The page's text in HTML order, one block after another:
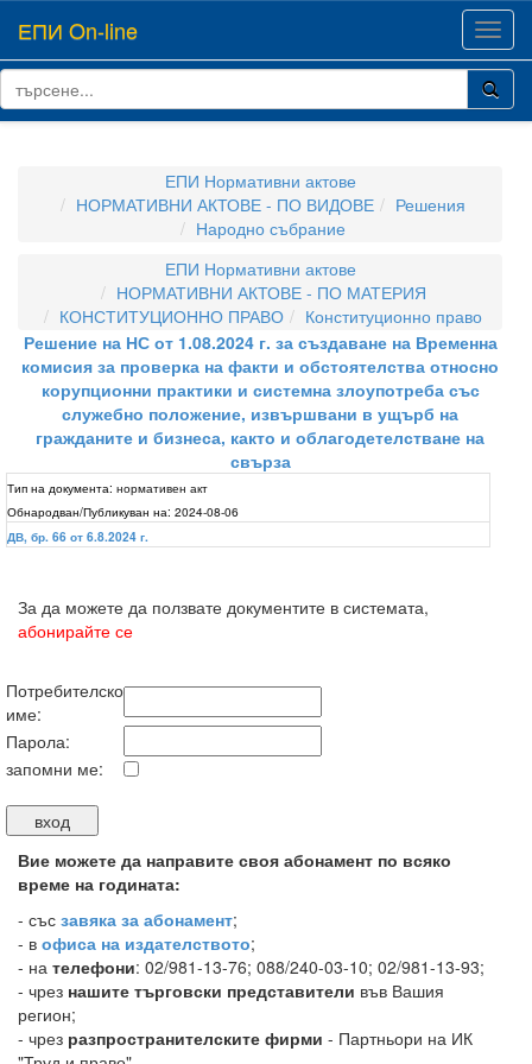
ЕПИ On-line
ЕПИ Нормативни актове
НОРМАТИВНИ АКТОВЕ - ПО ВИДОВЕ
Решения
Народно събрание
ЕПИ Нормативни актове
НОРМАТИВНИ АКТОВЕ - ПО МАТЕРИЯ
КОНСТИТУЦИОННО ПРАВО
Конституционно право
Решение на НС от 1.08.2024 г. за създаване на Временна
комисия за проверка на факти и обстоятелства относно
корупционни практики и системна злоупотреба със
служебно положение, извършвани в ущърб на
гражданите и бизнеса, както и облагодетелстване на
свърза
Тип на документа: нормативен акт
Обнародван/Публикуван на: 2024-08-06
ДВ, бр. 66 от 6.8.2024 г.
За да можете да ползвате документите в системата,
абонирайте се
Потребителско
име:
Парола:
запомни ме:
Вие можете да направите своя абонамент по всяко
време на годината:
- със завяка за абонамент;
- в офиса на издателството;
- на телефони: 02/981-13-76; 088/240-03-10; 02/981-13-93;
- чрез нашите търговски представители във Вашия
регион;
- чрез разпространителските фирми - Партньори на ИК